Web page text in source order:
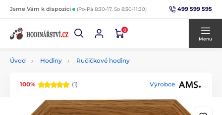
Jsme Vám k dispozici (Po-Pá 8:30-17, So 8:30-11:30) 499 599 595
0
Menu
Úvod Hodiny Ručičkové hodiny
100% (1) Výrobce